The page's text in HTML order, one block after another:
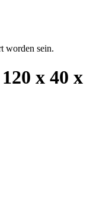
worden sein.
x 40 x